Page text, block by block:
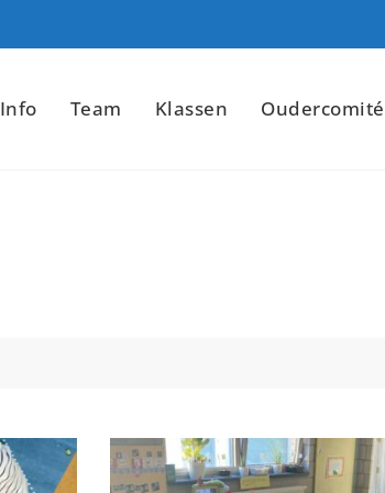
Info Team Klassen Oudercomité